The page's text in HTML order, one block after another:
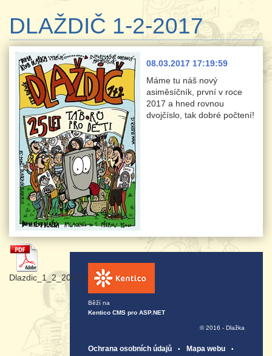
DLAŽDIČ 1-2-2017
08.03.2017 17:19:59
Máme tu náš nový
asiměsíčník, první v roce
2017 a hned rovnou
dvojčíslo, tak dobré počtení!
Dlazdic_1_2_2017.pdf
Běží na
Kentico CMS pro ASP.NET
© 2016 - Dlažka
Ochrana osobních údajů
Mapa webu